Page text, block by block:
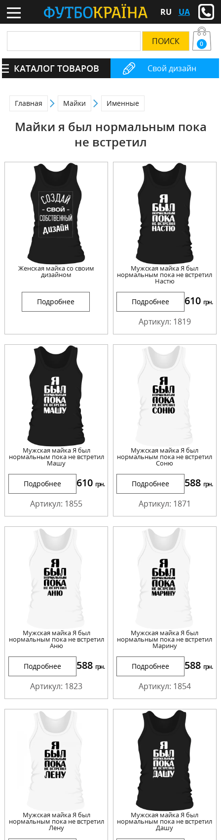
RU UA
Свой дизайн
0
КАТАЛОГ ТОВАРОВ
Главная Майки Именные
Майки я был нормальным пока
не встретил
Женская майка со своим
дизайном
Подробнее
Мужская майка Я был
нормальным пока не встретил
Настю
Подробнее 610 грн.
Артикул: 1819
Мужская майка Я был
нормальным пока не встретил
Машу
Подробнее 610 грн.
Артикул: 1855
Мужская майка Я был
нормальным пока не встретил
Соню
Подробнее 588 грн.
Артикул: 1871
Мужская майка Я был
нормальным пока не встретил
Аню
Подробнее 588 грн.
Артикул: 1823
Мужская майка Я был
нормальным пока не встретил
Марину
Подробнее 588 грн.
Артикул: 1854
Мужская майка Я был
нормальным пока не встретил
Лену
Мужская майка Я был
нормальным пока не встретил
Дашу